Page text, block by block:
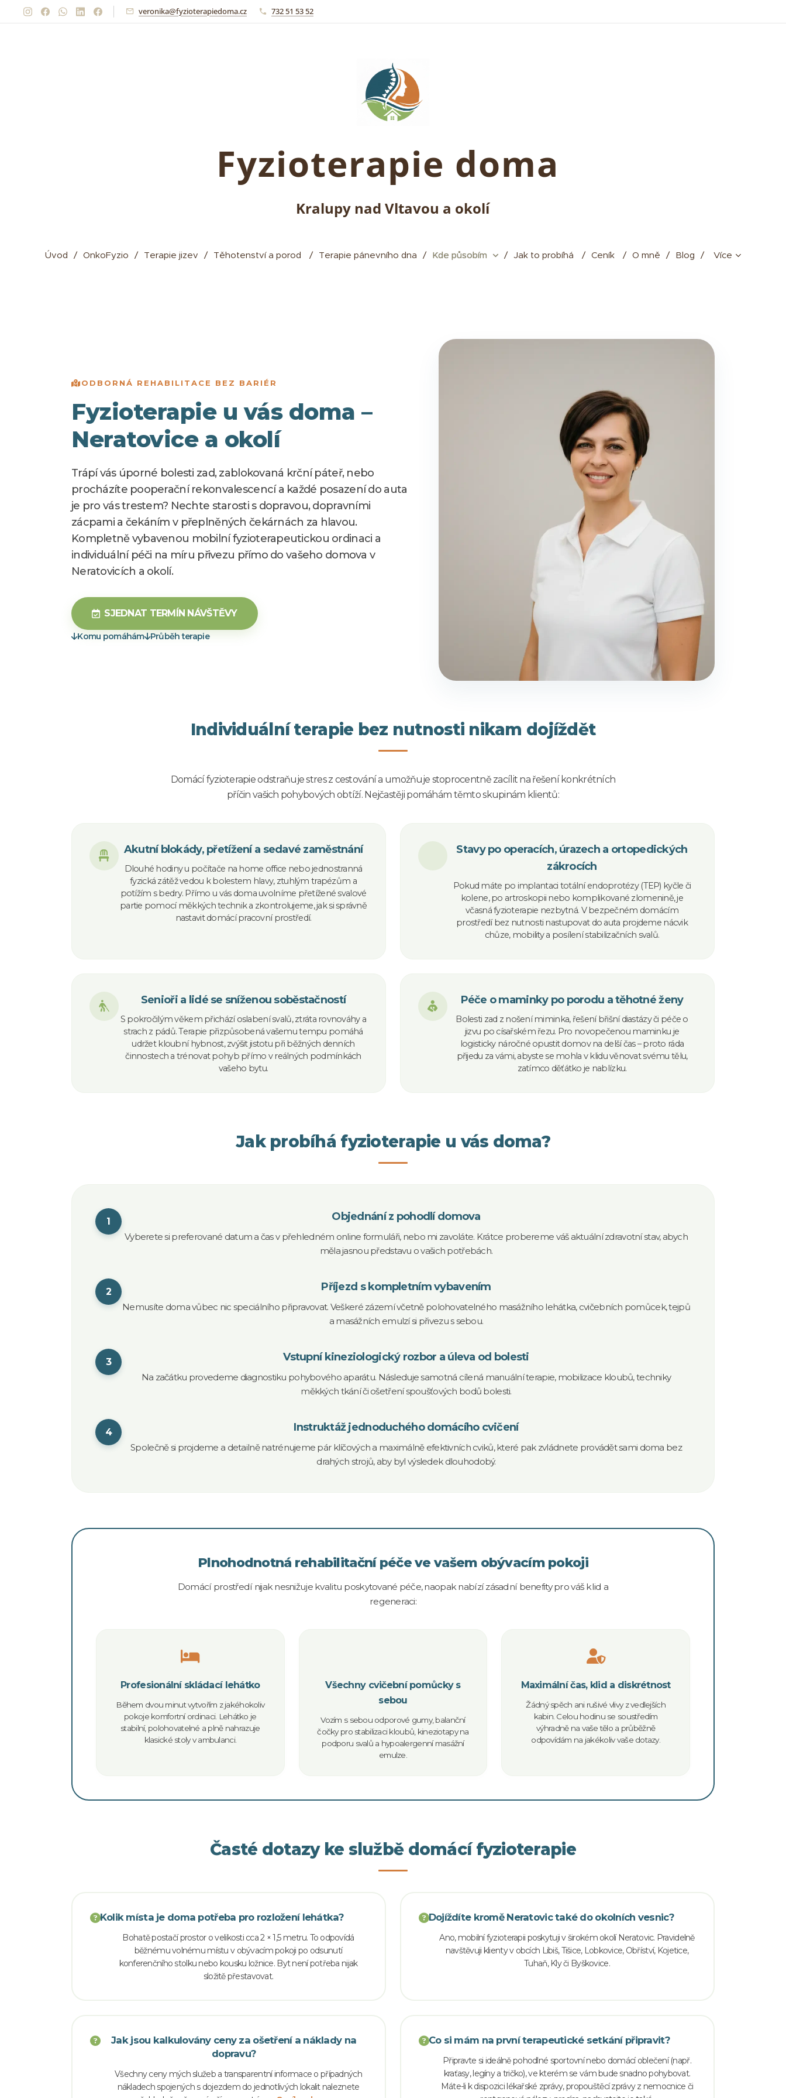
veronika@fyzioterapiedoma.cz 732 51 53 52
Fyzioterapie doma
Kralupy nad Vltavou a okolí
Úvod OnkoFyzio Terapie jizev Těhotenství a porod Terapie pánevního dna Kde působím Jak to probíhá Ceník O mně Blog Více
ODBORNÁ REHABILITACE BEZ BARIÉR
Fyzioterapie u vás doma –
Neratovice a okolí
Trápí vás úporné bolesti zad, zablokovaná krční páteř, nebo
procházíte pooperační rekonvalescencí a každé posazení do auta
je pro vás trestem? Nechte starosti s dopravou, dopravními
zácpami a čekáním v přeplněných čekárnách za hlavou.
Kompletně vybavenou mobilní fyzioterapeutickou ordinaci a
individuální péči na míru přivezu přímo do vašeho domova v
Neratovicích a okolí.
SJEDNAT TERMÍN NÁVŠTĚVY
Komu pomáhám Průběh terapie
Individuální terapie bez nutnosti nikam dojíždět
Domácí fyzioterapie odstraňuje stres z cestování a umožňuje stoprocentně zacílit na řešení konkrétních
příčin vašich pohybových obtíží. Nejčastěji pomáhám těmto skupinám klientů:
Akutní blokády, přetížení a sedavé zaměstnání
Dlouhé hodiny u počítače na home office nebo jednostranná
fyzická zátěž vedou k bolestem hlavy, ztuhlým trapézům a
potížím s bedry. Přímo u vás doma uvolníme přetížené svalové
partie pomocí měkkých technik a zkontrolujeme, jak si správně
nastavit domácí pracovní prostředí.
Stavy po operacích, úrazech a ortopedických
zákrocích
Pokud máte po implantaci totální endoprotézy (TEP) kyčle či
kolene, po artroskopii nebo komplikované zlomenině, je
včasná fyzioterapie nezbytná. V bezpečném domácím
prostředí bez nutnosti nastupovat do auta projdeme nácvik
chůze, mobility a posílení stabilizačních svalů.
Senioři a lidé se sníženou soběstačností
S pokročilým věkem přichází oslabení svalů, ztráta rovnováhy a
strach z pádů. Terapie přizpůsobená vašemu tempu pomáhá
udržet kloubní hybnost, zvýšit jistotu při běžných denních
činnostech a trénovat pohyb přímo v reálných podmínkách
vašeho bytu.
Péče o maminky po porodu a těhotné ženy
Bolesti zad z nošení miminka, řešení břišní diastázy či péče o
jizvu po císařském řezu. Pro novopečenou maminku je
logisticky náročné opustit domov na delší čas – proto ráda
přijedu za vámi, abyste se mohla v klidu věnovat svému tělu,
zatímco děťátko je nablízku.
Jak probíhá fyzioterapie u vás doma?
1 Objednání z pohodlí domova
Vyberete si preferované datum a čas v přehledném online formuláři, nebo mi zavoláte. Krátce probereme váš aktuální zdravotní stav, abych
měla jasnou představu o vašich potřebách.
2 Příjezd s kompletním vybavením
Nemusíte doma vůbec nic speciálního připravovat. Veškeré zázemí včetně polohovatelného masážního lehátka, cvičebních pomůcek, tejpů
a masážních emulzí si přivezu s sebou.
3 Vstupní kineziologický rozbor a úleva od bolesti
Na začátku provedeme diagnostiku pohybového aparátu. Následuje samotná cílená manuální terapie, mobilizace kloubů, techniky
měkkých tkání či ošetření spoušťových bodů bolesti.
4 Instruktáž jednoduchého domácího cvičení
Společně si projdeme a detailně natrénujeme pár klíčových a maximálně efektivních cviků, které pak zvládnete provádět sami doma bez
drahých strojů, aby byl výsledek dlouhodobý.
Plnohodnotná rehabilitační péče ve vašem obývacím pokoji
Domácí prostředí nijak nesnižuje kvalitu poskytované péče, naopak nabízí zásadní benefity pro váš klid a
regeneraci:
Profesionální skládací lehátko
Během dvou minut vytvořím z jakéhokoliv
pokoje komfortní ordinaci. Lehátko je
stabilní, polohovatelné a plně nahrazuje
klasické stoly v ambulanci.
Všechny cvičební pomůcky s
sebou
Vozím s sebou odporové gumy, balanční
čočky pro stabilizaci kloubů, kineziotapy na
podporu svalů a hypoalergenní masážní
emulze.
Maximální čas, klid a diskrétnost
Žádný spěch ani rušivé vlivy z vedlejších
kabin. Celou hodinu se soustředím
výhradně na vaše tělo a průběžně
odpovídám na jakékoliv vaše dotazy.
Časté dotazy ke službě domácí fyzioterapie
Kolik místa je doma potřeba pro rozložení lehátka?
Bohatě postačí prostor o velikosti cca 2 × 1,5 metru. To odpovídá
běžnému volnému místu v obývacím pokoji po odsunutí
konferenčního stolku nebo kousku ložnice. Byt není potřeba nijak
složitě přestavovat.
Dojíždíte kromě Neratovic také do okolních vesnic?
Ano, mobilní fyzioterapii poskytuji v širokém okolí Neratovic. Pravidelně
navštěvuji klienty v obcích Libiš, Tišice, Lobkovice, Obříství, Kojetice,
Tuhaň, Kly či Byškovice.
Jak jsou kalkulovány ceny za ošetření a náklady na
dopravu?
Všechny ceny mých služeb a transparentní informace o případných
nákladech spojených s dojezdem do jednotlivých lokalit naleznete
Co si mám na první terapeutické setkání připravit?
Připravte si ideálně pohodlné sportovní nebo domácí oblečení (např.
kraťasy, legíny a tričko), ve kterém se vám bude snadno pohybovat.
Máte-li k dispozici lékařské zprávy, propouštěcí zprávy z nemocnice či